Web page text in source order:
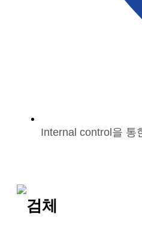
Internal control을 통
검체